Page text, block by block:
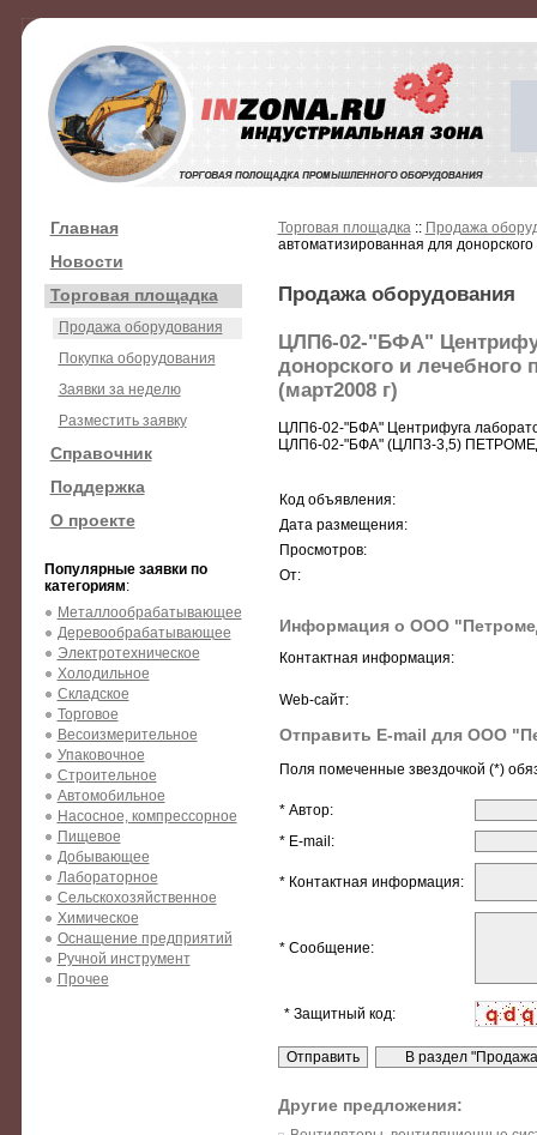
Главная
Новости
Торговая площадка
Продажа оборудования
Покупка оборудования
Заявки за неделю
Разместить заявку
Справочник
Поддержка
О проекте
Популярные заявки по
категориям:
Металлообрабатывающее
Деревообрабатывающее
Электротехническое
Холодильное
Складское
Торговое
Весоизмерительное
Упаковочное
Строительное
Автомобильное
Насосное, компрессорное
Пищевое
Добывающее
Лабораторное
Сельскохозяйственное
Химическое
Оснащение предприятий
Ручной инструмент
Прочее
Торговая площадка:: Продажа
автоматизированная для
Продажа оборудования
ЦЛП6-02-"БФА"
донорского и
(март2008 г)
ЦЛП6-02-"БФА" Центрифуга
ЦЛП6-02-"БФА" (ЦЛП3-3,5)
Код объявления:
Дата размещения:
Просмотров:
От:
Информация о ООО
Контактная информация:
Web-сайт:
Отправить E-mail для ООО
Поля помеченные звездочкой (*)
* Автор:
* E-mail:
* Контактная информация:
* Сообщение:
* Защитный код:
Другие предложения: